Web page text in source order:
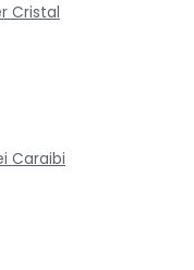
Cristal
Caraibi